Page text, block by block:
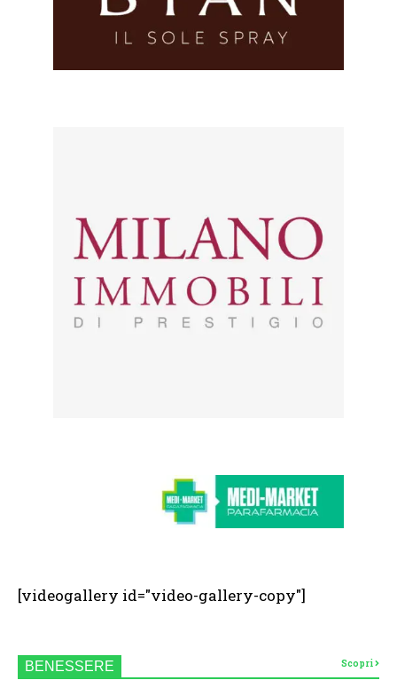
[videogallery id="video-gallery-copy"]
BENESSERE Scopri